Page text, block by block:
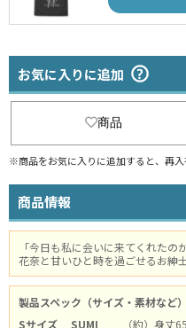
お気に入りに追加
商品
※商品をお気に入りに追加すると、再入
商品情報
「今日も私に会いに来てくれたの
花奈と甘いひと時を過ごせるお紳
製品スペック（サイズ・素材など）
Sサイズ
SUMI
（約）身丈